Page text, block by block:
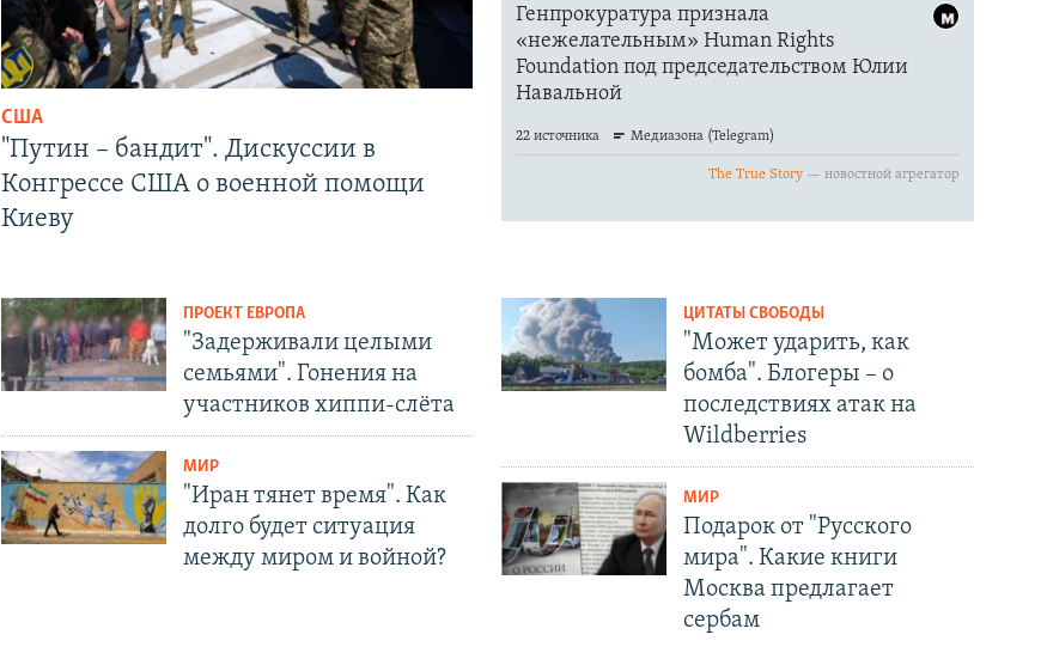
США
"Путин – бандит". Дискуссии в
Конгрессе США о военной помощи
Киеву
ПРОЕКТ ЕВРОПА
"Задерживали целыми
семьями". Гонения на
участников хиппи-слёта
МИР
"Иран тянет время". Как
долго будет ситуация
между миром и войной?
ЦИТАТЫ СВОБОДЫ
"Может ударить, как
бомба". Блогеры – о
последствиях атак на
Wildberries
МИР
Подарок от "Русского
мира". Какие книги
Москва предлагает
сербам